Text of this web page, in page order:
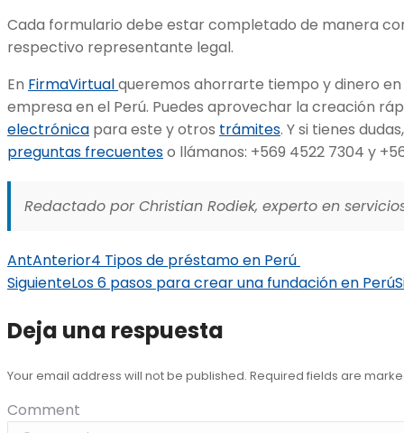
Cada formulario debe estar completado de manera
respectivo representante legal.
En FirmaVirtualqueremos ahorrarte tiempo y dinero
empresa en el Perú. Puedes aprovechar la creación
electrónica para este y otros trámites. Y si tienes
preguntas frecuenteso llámanos: +569 4522 7304 y
Redactado por Christian Rodiek, experto en
AntAnterior4 Tipos de préstamo en Perú
SiguienteLos 6 pasos para crear una fundación en Perú
Deja una respuesta
Your email address will not be published. Required fields are
Comment